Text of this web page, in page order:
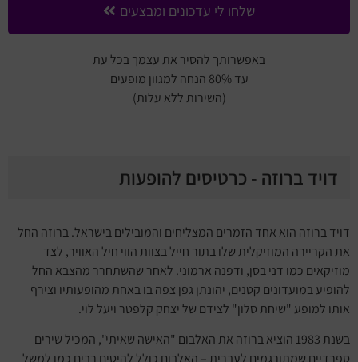
שלחו לי עדכונים ומבצעים
באפשרותך להסיר את עצמך בכל עת
עד 80% הנחה למגוון מופעים
(השירות ללא עלות)
דויד ברוזה - כרטיסים להופעות
דויד ברוזה הוא אחד הזמרים המצליחים והמובילים בישראל. ברוזה החל
את הקריירה המוזיקלית שלו בתור חייל בצוות הווי חיל האוויר, לצד
מוזיקאים כמו דני בסן, ודפנה ארמוני. לאחר שהשתחרר מהצבא החל
להופיע במועדונים קטנים, יהונתן גפן צפה בו באחת מהופעותיו וצירף
אותו למופע "שיחת סלון" לצידם של יצחק קלפטר ויעל לוי.
בשנת 1983 הוציא ברוזה את האלבום "האישה שאיתי", המכיל שירים